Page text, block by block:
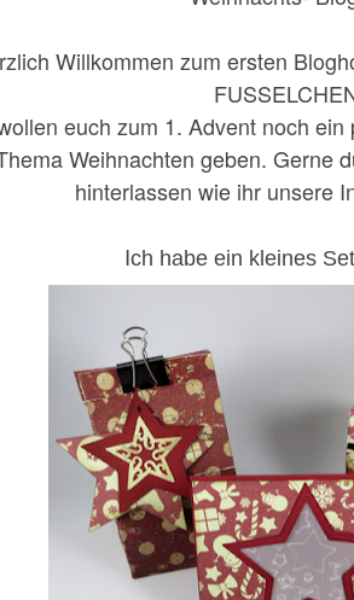
Willkommen zum ersten
euch zum 1. Advent noch
Weihnachten geben. Gerne
hinterlassen wie ihr unsere
Ich habe ein kleines